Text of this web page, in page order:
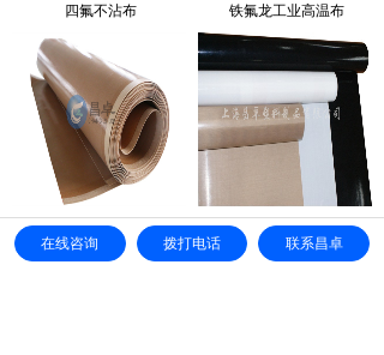
四氟不沾布 铁氟龙工业高温布
聚四氟乙烯脱模布
聚四氟乙烯高温布
在线咨询
拨打电话 联系昌卓